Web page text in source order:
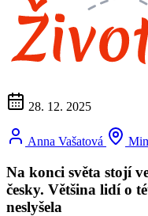
28. 12. 2025
Anna Vašatová
Na konci světa stojí
česky. Většina lidí o
neslyšela